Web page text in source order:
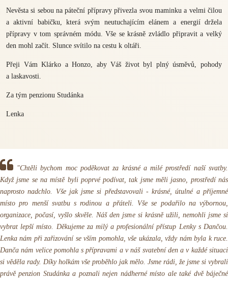
Nevěsta si sebou na páteční přípravy přivezla svou maminku a velmi čilou
a aktivní babičku, která svým neutuchajícím elánem a energií držela
přípravy v tom správném módu. Vše se krásně zvládlo připravit a velký
den mohl začít. Slunce svítilo na cestu k oltáři.
Přeji Vám Klárko a Honzo, aby Váš život byl plný úsměvů, pohody
a laskavosti.
Za tým penzionu Studánka
Lenka
"Chtěli bychom moc poděkovat za krásné a milé prostředí naší svatby.
Když jsme se na místě byli poprvé podívat, tak jsme měli jasno, prostředí nás
naprosto nadchlo. Vše jak jsme si představovali - krásné, útulné a příjemné
místo pro menší svatbu s rodinou a přáteli. Vše se podařilo na výbornou,
organizace, počasí, vyšlo skvěle. Náš den jsme si krásně užili, nemohli jsme si
vybrat lepší místo. Děkujeme za milý a profesionální přístup Lenky s Dančou.
Lenka nám při zařizování se vším pomohla, vše ukázala, vždy nám byla k ruce.
Danča nám velice pomohla s přípravami a v náš svatební den a v každé situaci
si věděla rady. Díky holkám vše proběhlo jak mělo. Jsme rádi, že jsme si vybrali
právě penzion Studánka a poznali nejen nádherné místo ale také dvě báječné